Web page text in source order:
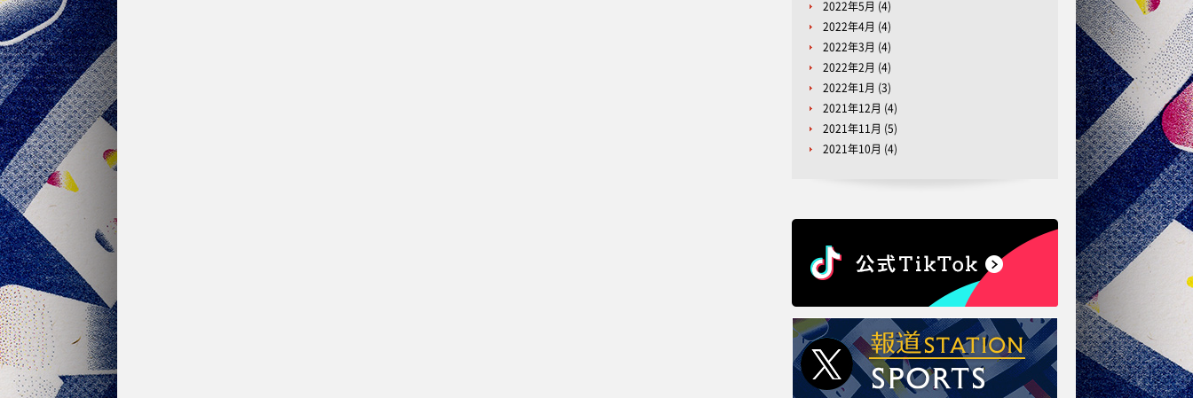
2022年5月 (4)
2022年4月 (4)
2022年3月 (4)
2022年2月 (4)
2022年1月 (3)
2021年12月 (4)
2021年11月 (5)
2021年10月 (4)